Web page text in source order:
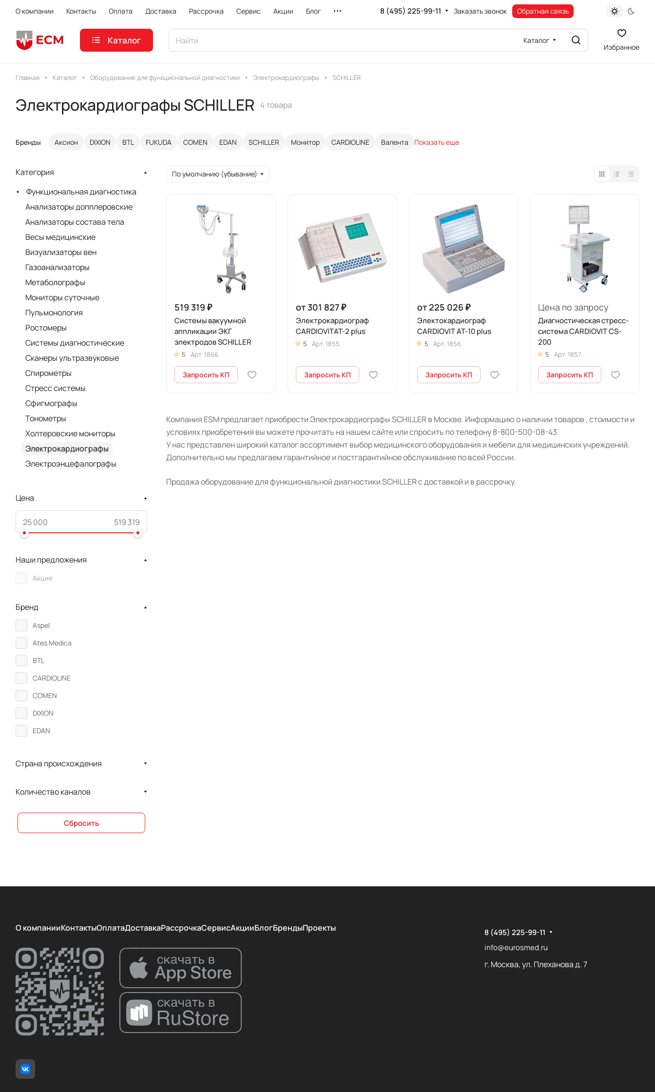
О компании Контакты Оплата Доставка Рассрочка Сервис Акции Блог 8 (495) 225-99-11 Заказать звонок Обратная связь
Каталог Каталог
Избранное
Главная Каталог Оборудование для функциональной диагностики Электрокардиографы SCHILLER
Электрокардиографы SCHILLER 4 товара
Бренды Аксион DIXION BTL FUKUDA COMEN EDAN SCHILLER Монитор CARDIOLINE Валента Показать еще
По умолчанию (убывание)
519 319 ₽
Системы вакуумной
аппликации ЭКГ
электродов SCHILLER
5 Арт. 1866
Запросить КП
от 301 827 ₽
Электрокардиограф
CARDIOVITAT-2 plus
5 Арт. 1855
Запросить КП
от 225 026 ₽
Электокардиограф
CARDIOVIT AT-10 plus
5 Арт. 1856
Запросить КП
Цена по запросу
Диагностическая стресс-
система CARDIOVIT CS-
200
5 Арт. 1857
Запросить КП
Компания ESM предлагает приобрести Электрокардиографы SCHILLER в Москве. Информацию о наличии товаров , стоимости и
условиях приобретения вы можете прочитать на нашем сайте или спросить по телефону 8-800-500-08-43.
У нас представлен широкий каталог ассортимент выбор медицинского оборудования и мебели для медицинских учреждений.
Дополнительно мы предлагаем гарантийное и постгарантийное обслуживание по всей России.
Продажа оборудование для функциональной диагностики SCHILLER с доставкой и в рассрочку.
Категория
Функциональная диагностика
Анализаторы допплеровские
Анализаторы состава тела
Весы медицинские
Визуализаторы вен
Газоанализаторы
Метаболографы
Мониторы суточные
Пульмонология
Ростомеры
Системы диагностические
Сканеры ультразвуковые
Спирометры
Стресс системы
Сфигмографы
Тонометры
Холтеровские мониторы
Электрокардиографы
Электроэнцефалографы
Цена
Наши предложения
Акция
Бренд
Aspel
Ates Medica
BTL
CARDIOLINE
COMEN
DIXION
EDAN
Medmos
Валента
Страна происхождения
Количество каналов
Сбросить
О компанииКонтактыОплатаДоставкаРассрочкаСервисАкцииБлогБрендыПроекты
8 (495) 225-99-11
info@eurosmed.ru
г. Москва, ул. Плеханова д. 7